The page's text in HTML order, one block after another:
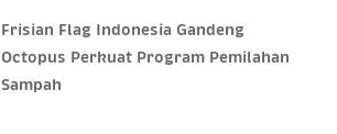
Frisian Flag Indonesia Gandeng
Octopus Perkuat Program Pemilahan
Sampah